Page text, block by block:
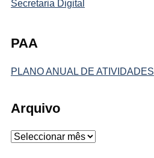
Secretaria Digital
PAA
PLANO ANUAL DE ATIVIDADES
Arquivo
Arquivo